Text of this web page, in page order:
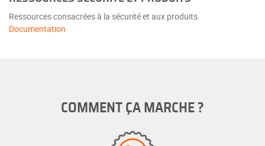
Ressources consacrées à la sécurité et aux produits.
Documentation
COMMENT ÇA MARCHE ?